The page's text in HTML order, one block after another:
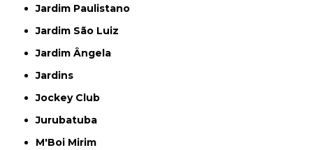
Jardim Paulistano
Jardim São Luiz
Jardim Ângela
Jardins
Jockey Club
Jurubatuba
M'Boi Mirim